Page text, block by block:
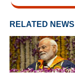
RELATED NEWS